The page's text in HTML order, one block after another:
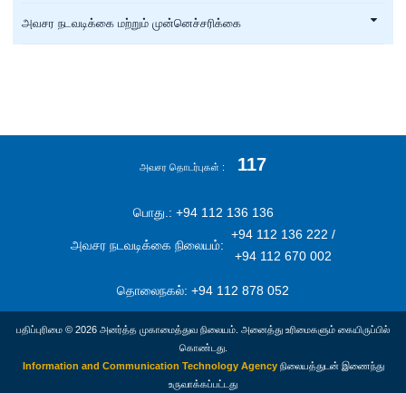
அவசர நடவடிக்கை மற்றும் முன்னெச்சரிக்கை
அவசர தொடர்புகள் 117
பொது.: +94 112 136 136
அவசர நடவடிக்கை நிலையம்:
+94 112 136 222 /
+94 112 670 002
தொலைநகல்: +94 112 878 052
பதிப்புரிமை © 2026 அனர்த்த முகாமைத்துவ நிலையம். அனைத்து உரிமைகளும் கையிருப்பில்
கொண்டது.
Information and Communication Technology Agencyநிலையத்துடன் இணைந்து
உருவாக்கப்பட்டது